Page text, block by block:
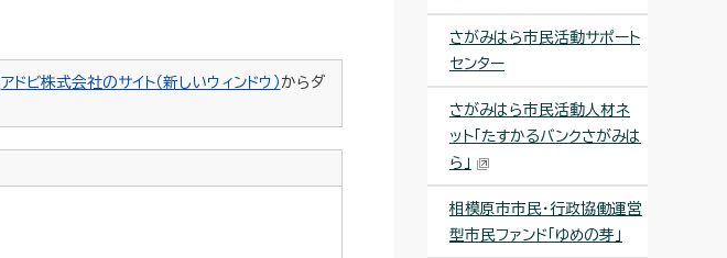
アドビ株式会社のサイト（新しいウィンドウ） からダ
さがみはら市民活動サポート
センター
さがみはら市民活動人材ネ
ット「たすかるバンクさがみは
ら」
相模原市市民・行政協働運営
型市民ファンド「ゆめの芽」